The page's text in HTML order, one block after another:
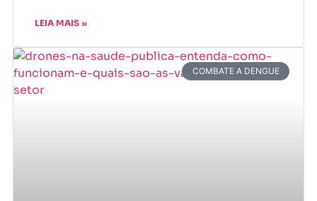
LEIA MAIS »
COMBATE A DENGUE